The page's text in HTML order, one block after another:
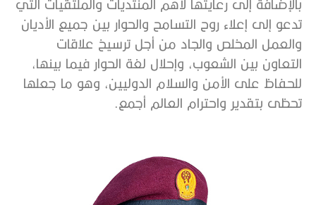
بالإضافة إلى رعايتها لأهم المنتديات والملتقيات التي
تدعو إلى إعلاء روح التسامح والحوار بين جميع الأديان
والعمل المخلص والجاد من أجل ترسيخ علاقات
التعاون بين الشعوب، وإحلال لغة الحوار فيما بينها،
للحفاظ على الأمن والسلام الدوليين، وهو ما جعلها
تحظى بتقدير واحترام العالم أجمع.